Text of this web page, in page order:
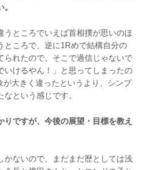
ところでいえば首相撲が思いのほ
ところで、逆に1Rめで結構自分の
られたので、そこで過信じゃないで
いけるやん！」と思ってしまったの
が大きく違ったというより、シンプ
という感じです。
りですが、今後の展望・目標を教え
ないので、まだまだ歴としては浅